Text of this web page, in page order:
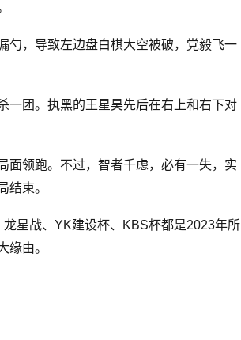
勺，导致左边盘白棋大空被破，党毅飞一
一团。执黑的王星昊先后在右上和右下对
面领跑。不过，智者千虑，必有一失，实
结束。
星战、YK建设杯、KBS杯都是2023年所
缘由。